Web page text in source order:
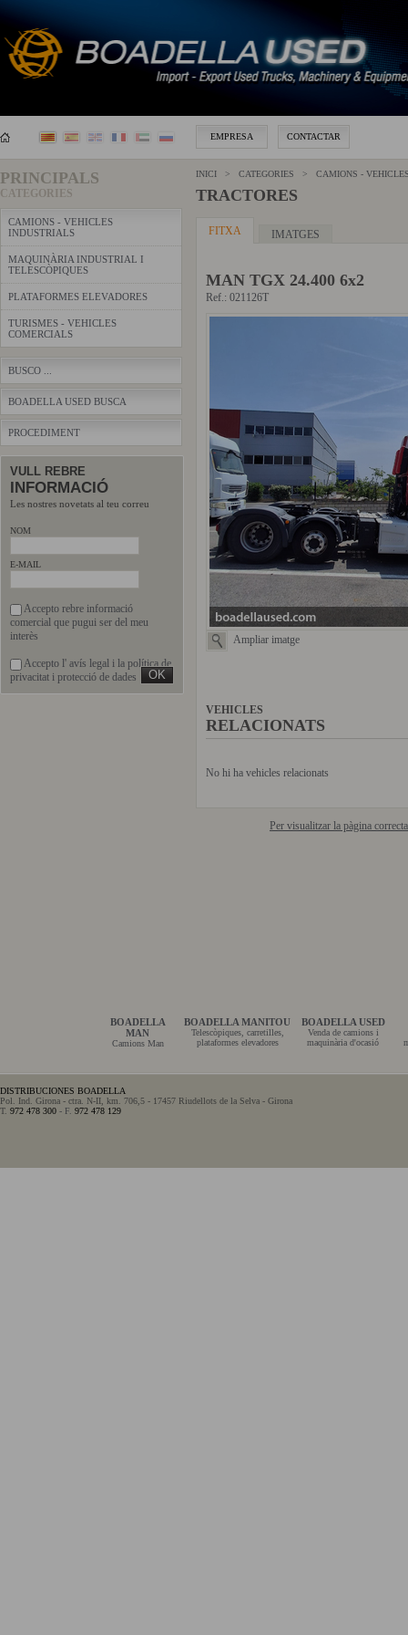
EMPRESA CONTACTAR
PRINCIPALS
CATEGORIES
CAMIONS - VEHICLES
INDUSTRIALS
MAQUINÀRIA INDUSTRIAL I
TELESCÒPIQUES
PLATAFORMES ELEVADORES
TURISMES - VEHICLES
COMERCIALS
BUSCO ...
BOADELLA USED BUSCA
PROCEDIMENT
VULL REBRE
INFORMACIÓ
Les nostres novetats al teu correu
NOM
E-MAIL
Accepto rebre informació
comercial que pugui ser del meu
interès
Accepto l' avís legal i la política de
privacitat i protecció de dades
INICI > CATEGORIES > CAMIONS -
TRACTORES
FITXA IMATGES
MAN TGX 24.400 6x2
Ref.: 021126T
Ampliar imatge
VEHICLES
RELACIONATS
No hi ha vehicles relacionats
Per visualitzar la pàgina
BOADELLA
MAN
Camions Man
BOADELLA MANITOU
Telescòpiques, carretilles,
plataformes elevadores
BOADELLA USED
Venda de camions i
maquinària d'ocasió
DISTRIBUCIONES BOADELLA
Pol. Ind. Girona - ctra. N-II, km. 706,5 - 17457 Riudellots de la Selva - Girona
T. 972 478 300 - F. 972 478 129